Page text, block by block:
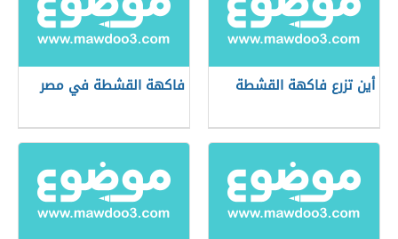
أين تزرع فاكهة القشطة فاكهة القشطة في مصر